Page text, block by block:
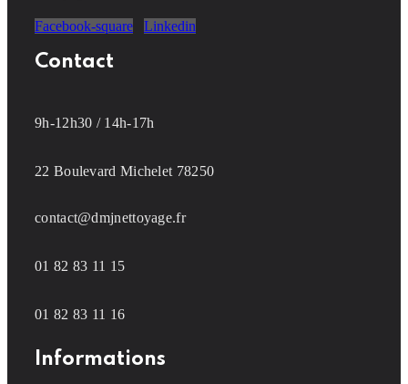
Facebook-square Linkedin
Contact
9h-12h30 / 14h-17h
22 Boulevard Michelet 78250
contact@dmjnettoyage.fr
01 82 83 11 15
01 82 83 11 16
Informations